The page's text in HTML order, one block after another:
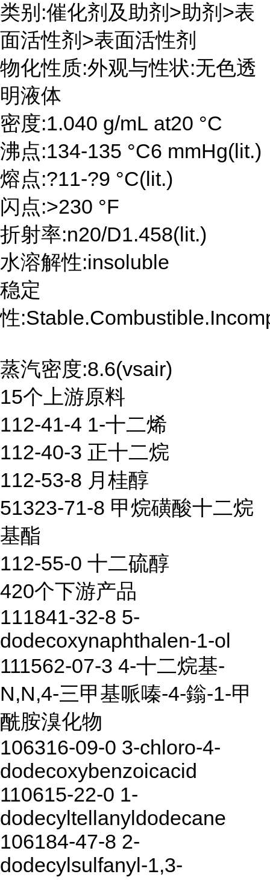
类别:催化剂及助剂>助剂>表
面活性剂>表面活性剂
物化性质:外观与性状:无色透
明液体
密度:1.040 g/mL at20 °C
沸点:134-135 °C6 mmHg(lit.)
熔点:?11-?9 °C(lit.)
闪点:>230 °F
折射率:n20/D1.458(lit.)
水溶解性:insoluble
稳定
性
蒸汽密度:8.6(vsair)
15个上游原料
112-41-4 1-十二烯
112-40-3 正十二烷
112-53-8 月桂醇
51323-71-8 甲烷磺酸十二烷
基酯
112-55-0 十二硫醇
420个下游产品
111841-32-8 5-
dodecoxynaphthalen-1-ol
111562-07-3 4-十二烷基-
N,N,4-三甲基哌嗪-4-鎓-1-甲
酰胺溴化物
106316-09-0 3-chloro-4-
dodecoxybenzoicacid
110615-22-0 1-
dodecyltellanyldodecane
106184-47-8 2-
dodecylsulfanyl-1,3-